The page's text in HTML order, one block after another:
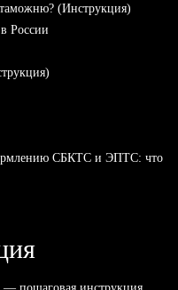
таможню? (Инструкция)
России
СБКТС и ЭПТС: что